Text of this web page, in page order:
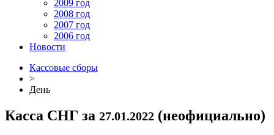
2009 год
2008 год
2007 год
2006 год
Новости
Кассовые сборы
>
День
Касса СНГ за 27.01.2022 (неофициально)